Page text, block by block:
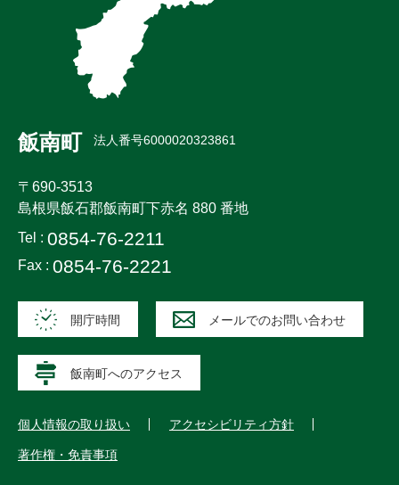
飯南町 法人番号6000020323861
〒690-3513
島根県飯石郡飯南町下赤名 880 番地
Tel : 0854-76-2211
Fax : 0854-76-2221
開庁時間 メールでのお問い合わせ
飯南町へのアクセス
個人情報の取り扱い アクセシビリティ方針
著作権・免責事項